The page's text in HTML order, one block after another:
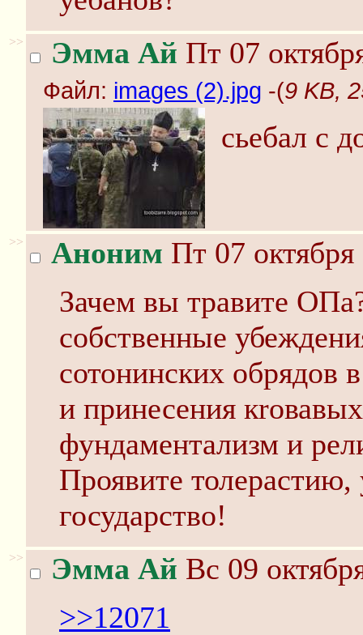
>> Эмма Ай Пт 07
Файл: images (2).jpg -(9 KB,
сьебал с
>> Аноним Пт 07
Зачем вы травите
собственные
сотонинских обрядов
и принесения
фундаментализм и
Проявите толерастию,
государство!
>> Эмма Ай Вс 09
>>12071